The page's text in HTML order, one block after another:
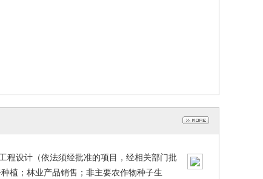
程设计（依法须经批准的项目，经相关部门批
植；林业产品销售；非主要农作物种子生